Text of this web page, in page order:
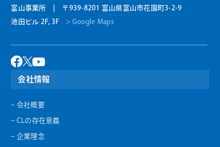
富山事業所 | 〒939-8201 富山県富山市花園町3-2-9
池田ビル 2F, 3F > Google Maps
会社情報
– 会社概要
– CLの存在意義
– 企業理念